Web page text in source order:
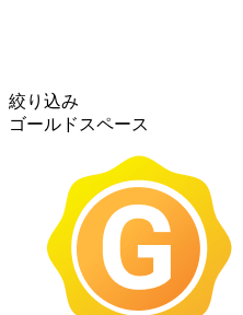
絞り込み
ゴールドスペース